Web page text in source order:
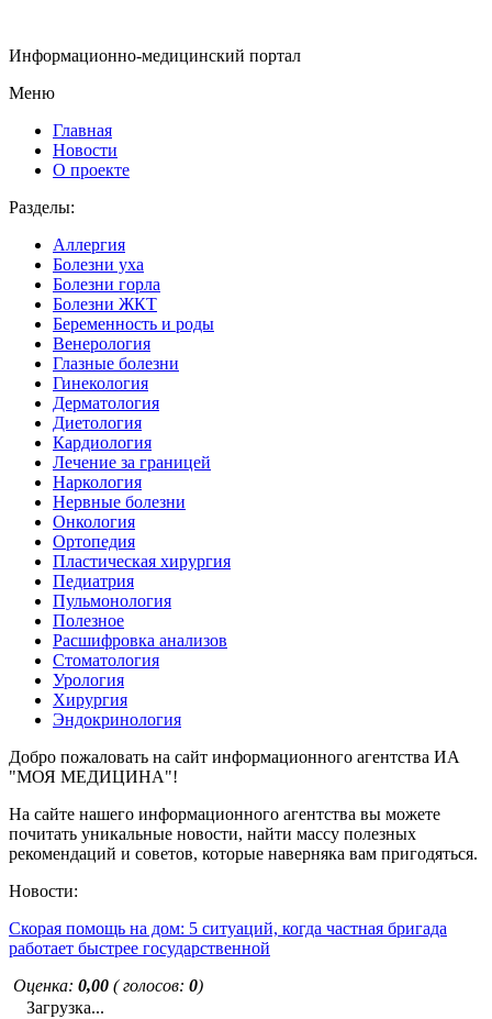
Информационно-медицинский портал
Меню
Главная
Новости
О проекте
Разделы:
Аллергия
Болезни уха
Болезни горла
Болезни ЖКТ
Беременность и роды
Венерология
Глазные болезни
Гинекология
Дерматология
Диетология
Кардиология
Лечение за границей
Наркология
Нервные болезни
Онкология
Ортопедия
Пластическая хирургия
Педиатрия
Пульмонология
Полезное
Расшифровка анализов
Стоматология
Урология
Хирургия
Эндокринология
Добро пожаловать на сайт информационного агентства ИА
"МОЯ МЕДИЦИНА"!
На сайте нашего информационного агентства вы можете
почитать уникальные новости, найти массу полезных
рекомендаций и советов, которые наверняка вам пригодяться.
Новости:
Скорая помощь на дом: 5 ситуаций, когда частная бригада
работает быстрее государственной
Оценка: 0,00 ( голосов: 0)
Загрузка...